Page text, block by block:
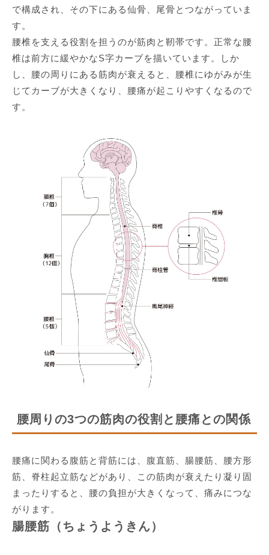
で構成され、その下にある仙骨、尾骨とつながっていま
す。
腰椎を支える役割を担うのが筋肉と靭帯です。正常な腰
椎は前方に緩やかなS字カーブを描いています。しか
し、腰の周りにある筋肉が衰えると、腰椎にゆがみが生
じてカーブが大きくなり、腰痛が起こりやすくなるので
す。
腰周りの3つの筋肉の役割と腰痛との関係
腰痛に関わる腹筋と背筋には、腹直筋、腸腰筋、腰方形
筋、脊柱起立筋などがあり、この筋肉が衰えたり凝り固
まったりすると、腰の負担が大きくなって、痛みにつな
がります。
腸腰筋（ちょうようきん）